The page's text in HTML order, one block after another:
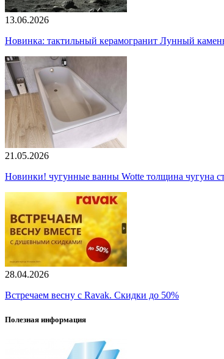
13.06.2026
Новинка: тактильный керамогранит Лунный
21.05.2026
Новинки! чугунные ванны Wotte толщина чугуна
28.04.2026
Встречаем весну с Ravak. Скидки до 50%
Полезная информация